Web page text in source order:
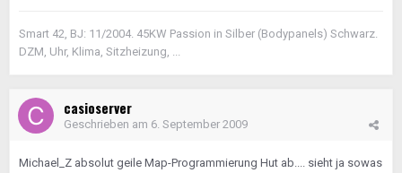
Smart 42, BJ: 11/2004. 45KW Passion in Silber (Bodypanels) Schwarz.
DZM, Uhr, Klima, Sitzheizung, ...
casioserver
Geschrieben am 6. September 2009
Michael_Z absolut geile Map-Programmierung Hut ab.... sieht ja sowas